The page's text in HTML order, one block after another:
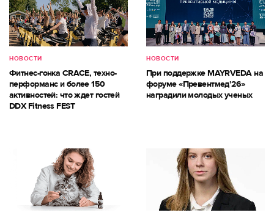
НОВОСТИ
Фитнес-гонка CRACE, техно-
перформанс и более 150
активностей: что ждет гостей
DDX Fitness FEST
НОВОСТИ
При поддержке MAYRVEDA на
форуме «Превентмед’26»
наградили молодых ученых